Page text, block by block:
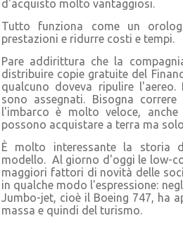
d'acquisto molto vantaggiosi.
Tutto funziona come un
prestazioni e ridurre costi e tempi.
Pare addirittura che la
distribuire copie gratuite del
qualcuno doveva ripulire
sono assegnati. Bisogna
l'imbarco è molto veloce,
possono acquistare a terra ma
È molto interessante la storia
modello. Al giorno d'oggi le low-
maggiori fattori di novità delle
in qualche modo l'espressione:
Jumbo-jet, cioè il Boeing 747, ha
massa e quindi del turismo.